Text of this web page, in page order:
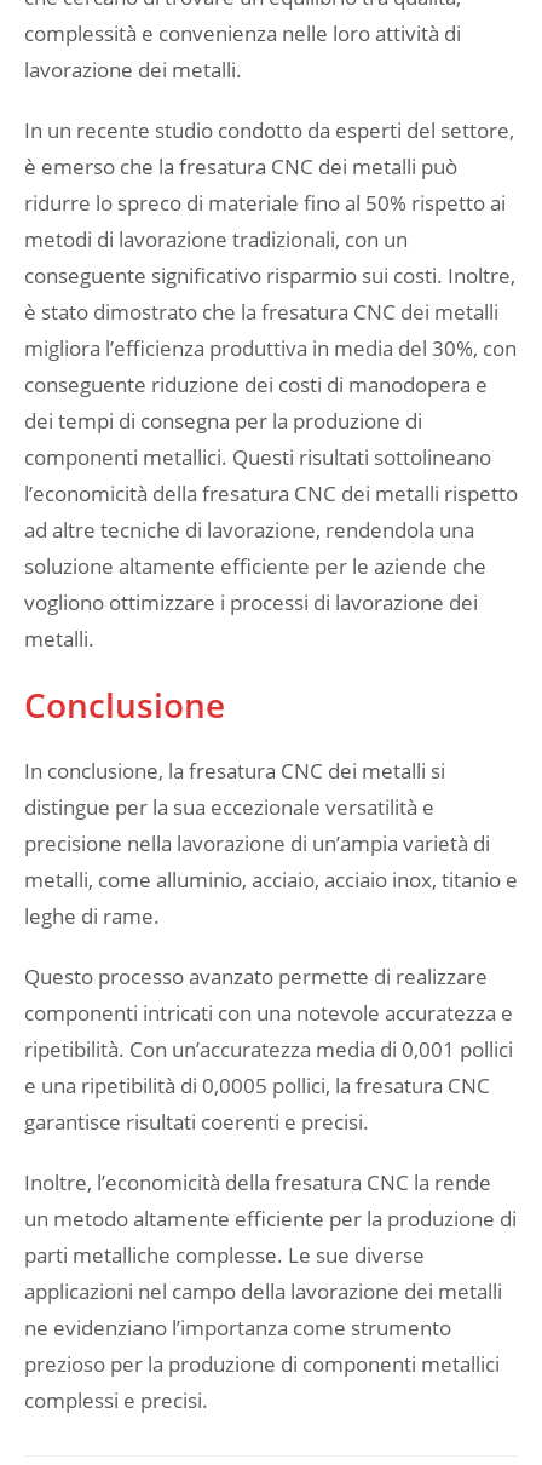
complessità e convenienza nelle loro attività di
lavorazione dei metalli.
In un recente studio condotto da esperti del settore,
è emerso che la fresatura CNC dei metalli può
ridurre lo spreco di materiale fino al 50% rispetto ai
metodi di lavorazione tradizionali, con un
conseguente significativo risparmio sui costi. Inoltre,
è stato dimostrato che la fresatura CNC dei metalli
migliora l’efficienza produttiva in media del 30%, con
conseguente riduzione dei costi di manodopera e
dei tempi di consegna per la produzione di
componenti metallici. Questi risultati sottolineano
l’economicità della fresatura CNC dei metalli rispetto
ad altre tecniche di lavorazione, rendendola una
soluzione altamente efficiente per le aziende che
vogliono ottimizzare i processi di lavorazione dei
metalli.
Conclusione
In conclusione, la fresatura CNC dei metalli si
distingue per la sua eccezionale versatilità e
precisione nella lavorazione di un’ampia varietà di
metalli, come alluminio, acciaio, acciaio inox, titanio e
leghe di rame.
Questo processo avanzato permette di realizzare
componenti intricati con una notevole accuratezza e
ripetibilità. Con un’accuratezza media di 0,001 pollici
e una ripetibilità di 0,0005 pollici, la fresatura CNC
garantisce risultati coerenti e precisi.
Inoltre, l’economicità della fresatura CNC la rende
un metodo altamente efficiente per la produzione di
parti metalliche complesse. Le sue diverse
applicazioni nel campo della lavorazione dei metalli
ne evidenziano l’importanza come strumento
prezioso per la produzione di componenti metallici
complessi e precisi.